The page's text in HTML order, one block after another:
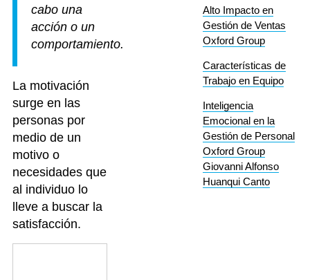
cabo una
acción o un
comportamiento.
La motivación
surge en las
personas por
medio de un
motivo o
necesidades que
al individuo lo
lleve a buscar la
satisfacción.
Alto Impacto en
Gestión de Ventas
Oxford Group
Características de
Trabajo en Equipo
Inteligencia
Emocional en la
Gestión de Personal
Oxford Group
Giovanni Alfonso
Huanqui Canto